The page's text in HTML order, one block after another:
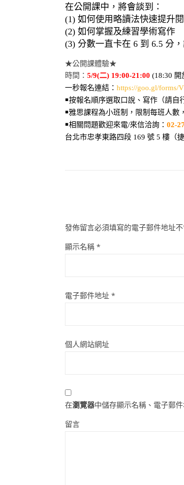
在公開課中，將會談到：
(1) 如何使用略讀法快速提升
(2) 如何掌握及練習學術寫作
(3) 分數一直卡在 6 到 6.5 分
★公開課體驗★
時間： 5/9(二) 19:00-21:00 (18:30 開
一秒報名連結： https://goo.gl/forms/
￭按報名順序選取口說、寫作（請自
￭雅思課程為小班制，限制每班人數
￭相關問題歡迎來電/來信洽詢： 02-
台北市忠孝東路四段 169 號 5 樓（
發佈留言必須填寫的電子郵件地址不
顯示名稱 *
電子郵件地址 *
個人網站網址
在瀏覽器中儲存顯示名稱、電子郵
留言